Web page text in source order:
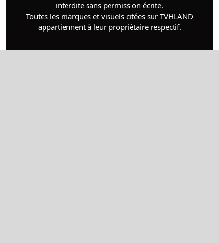
interdite sans permission écrite.
Toutes les marques et visuels citées sur TVHLAND
appartiennent à leur propriétaire respectif.